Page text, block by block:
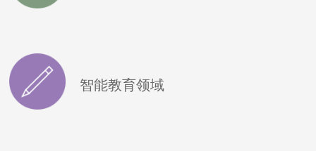
智能教育领域